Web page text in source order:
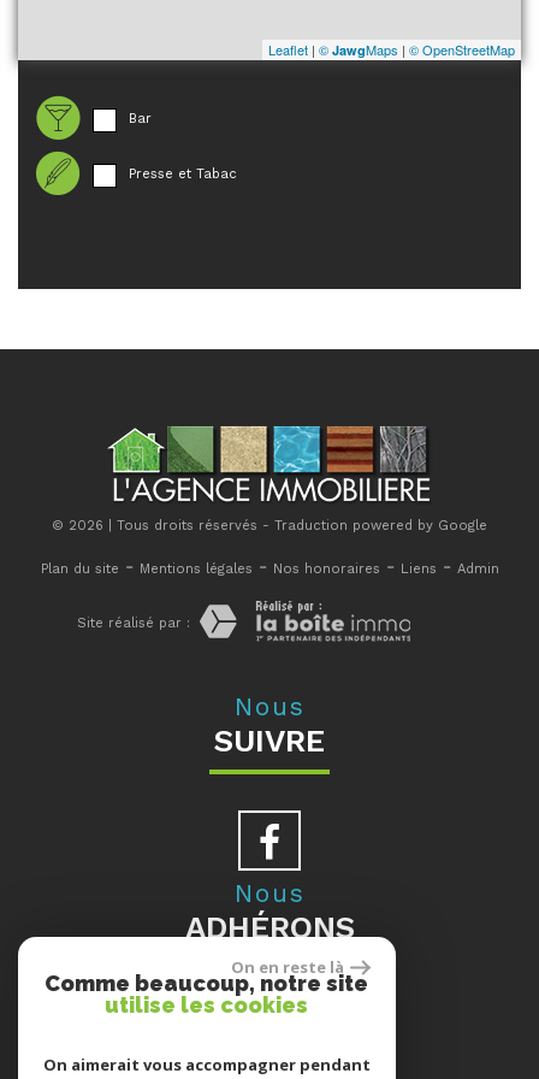
Leaflet | © JawgMaps | © OpenStreetMap
Bar
Presse et Tabac
© 2026 | Tous droits réservés - Traduction powered by Google
Plan du site - Mentions légales - Nos honoraires - Liens - Admin
Site réalisé par :
Nous
SUIVRE
Nous
ADHÉRONS
Se
On en reste là
Comme beaucoup, notre site
utilise les cookies
On aimerait vous accompagner pendant